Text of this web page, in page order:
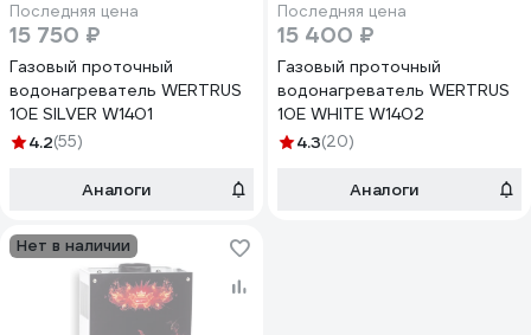
Последняя цена
15 750 ₽
Газовый проточный
водонагреватель WERTRUS
10E SILVER W1401
4.2(55)
Аналоги
Последняя цена
15 400 ₽
Газовый проточный
водонагреватель WERTRUS
10E WHITE W1402
4.3(20)
Аналоги
Нет в наличии